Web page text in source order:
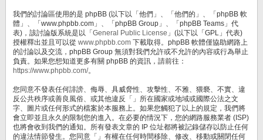
我們的討論區使用的是 phpBB (以下以「他們」、「他們的」、「phpBB 軟
體」、「www.phpbb.com」、「phpBB Group」、「phpBB Teams」代
表)，該討論版系統是以「General Public License 」(以下以「GPL」代表)
授權釋出並且可以從 www.phpbb.com 下載取得。phpBB 軟體僅協助網路上
的討論以及交流，phpBB Group 無須對我們允許或不允許的內容或行為舉止
負責。如果您想知道更多有關 phpBB 的資訊，請前往：
https://www.phpbb.com/。
您同意不發表任何誹謗、侮辱、具威脅性、攻擊性、不雅、猥褻、不實、違
反公共秩序或善良風俗、或其他違反「」所在國家或地域或國際公法之文
字、圖片或任何形式的檔案於本服務上。如果您觸犯了以上的規定，我們將
會立即並且永久的限制您的進入。在必要的情況下，您的網路服務業者 (ISP)
也將會收到我們的通知。所有發表文章的 IP 位址都將被記錄儲存以防止任何
的違法情節發生。您同意「」有權在任何時間移除、修改、移動或關閉任何